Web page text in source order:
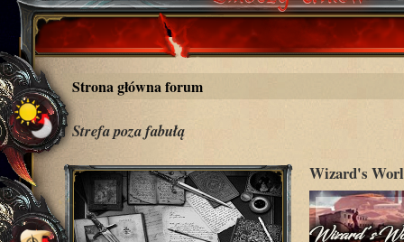
Strona główna forum
Strefa poza fabułą
Wizard's